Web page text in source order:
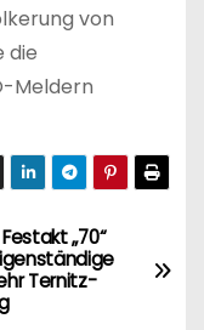
von
die
Meldern
Festakt „70“
Ternitz-